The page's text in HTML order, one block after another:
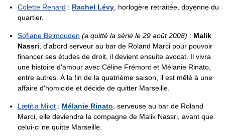
Colette Renard : Rachel Lévy , horlogère retraitée, doyenne du
quartier.
Sofiane Belmouden (a quitté la série le 29 août 2008) : Malik
Nassri , d'abord serveur au bar de Roland Marci pour pouvoir
financer ses études de droit, il devient ensuite avocat. Il vivra
une histoire d'amour avec Céline Frémont et Mélanie Rinato,
entre autres. À la fin de la quatrième saison, il est mêlé à une
affaire d'homicide et décide de quitter Marseille.
Lætitia Milot : Mélanie Rinato , serveuse au bar de Roland
Marci, elle deviendra la compagne de Malik Nassri, avant que
celui-ci ne quitte Marseille.